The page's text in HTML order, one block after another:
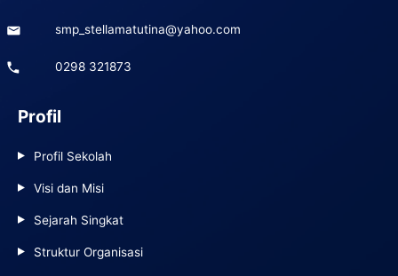
smp_stellamatutina@yahoo.com
0298 321873
Profil
Profil Sekolah
Visi dan Misi
Sejarah Singkat
Struktur Organisasi